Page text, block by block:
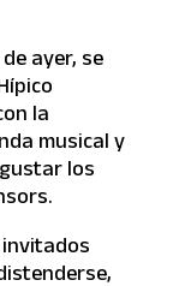
ayer, se
la
musical y
los